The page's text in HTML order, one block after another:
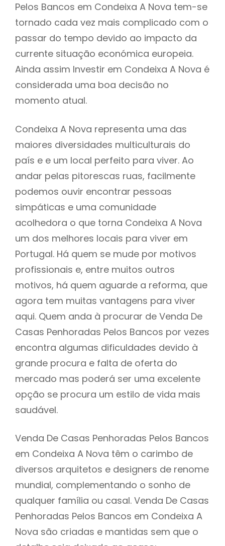
Pelos Bancos em Condeixa A Nova tem-se
tornado cada vez mais complicado com o
passar do tempo devido ao impacto da
currente situação económica europeia.
Ainda assim Investir em Condeixa A Nova é
considerada uma boa decisão no
momento atual.
Condeixa A Nova representa uma das
maiores diversidades multiculturais do
país e e um local perfeito para viver. Ao
andar pelas pitorescas ruas, facilmente
podemos ouvir encontrar pessoas
simpáticas e uma comunidade
acolhedora o que torna Condeixa A Nova
um dos melhores locais para viver em
Portugal. Há quem se mude por motivos
profissionais e, entre muitos outros
motivos, há quem aguarde a reforma, que
agora tem muitas vantagens para viver
aqui. Quem anda à procurar de Venda De
Casas Penhoradas Pelos Bancos por vezes
encontra algumas dificuldades devido à
grande procura e falta de oferta do
mercado mas poderá ser uma excelente
opção se procura um estilo de vida mais
saudável.
Venda De Casas Penhoradas Pelos Bancos
em Condeixa A Nova têm o carimbo de
diversos arquitetos e designers de renome
mundial, complementando o sonho de
qualquer família ou casal. Venda De Casas
Penhoradas Pelos Bancos em Condeixa A
Nova são criadas e mantidas sem que o